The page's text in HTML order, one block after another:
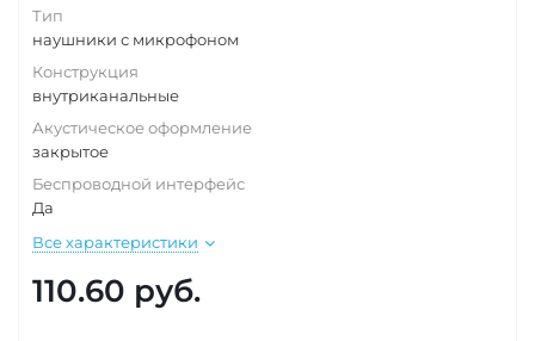
Тип
наушники с микрофоном
Конструкция
внутриканальные
Акустическое оформление
закрытое
Беспроводной интерфейс
Да
Все характеристики
110.60 руб.